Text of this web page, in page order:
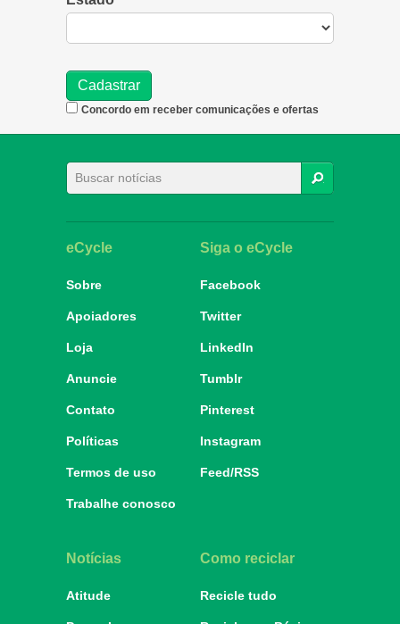
Concordo em receber comunicações e ofertas
eCycle
Sobre
Apoiadores
Loja
Anuncie
Contato
Políticas
Termos de uso
Trabalhe conosco
Siga o eCycle
Facebook
Twitter
LinkedIn
Tumblr
Pinterest
Instagram
Feed/RSS
Notícias
Atitude
Como reciclar
Recicle tudo